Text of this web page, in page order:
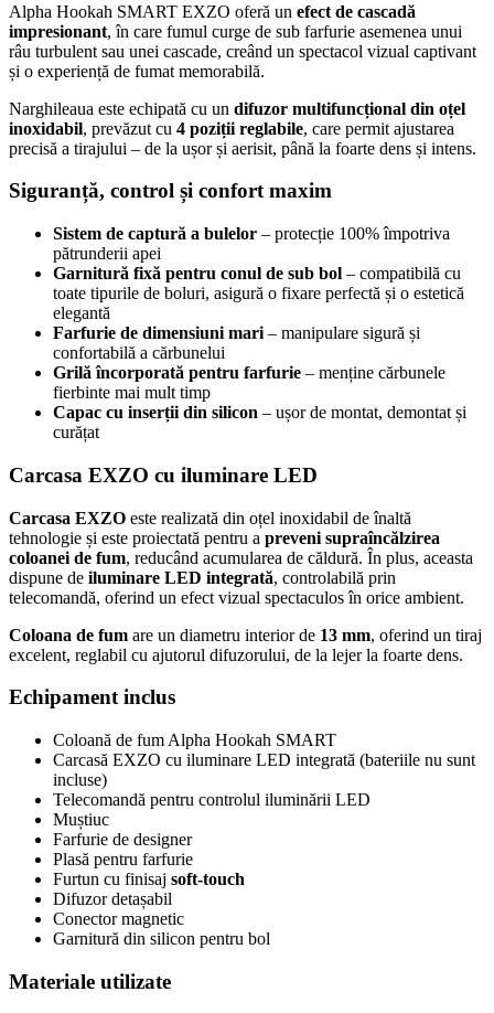
Alpha Hookah SMART EXZO oferă un efect de cascadă
impresionant, în care fumul curge de sub farfurie asemenea unui
râu turbulent sau unei cascade, creând un spectacol vizual captivant
și o experiență de fumat memorabilă.
Narghileaua este echipată cu un difuzor multifuncțional din oțel
inoxidabil, prevăzut cu 4 poziții reglabile, care permit ajustarea
precisă a tirajului – de la ușor și aerisit, până la foarte dens și intens.
Siguranță, control și confort maxim
Sistem de captură a bulelor – protecție 100% împotriva
pătrunderii apei
Garnitură fixă pentru conul de sub bol – compatibilă cu
toate tipurile de boluri, asigură o fixare perfectă și o estetică
elegantă
Farfurie de dimensiuni mari – manipulare sigură și
confortabilă a cărbunelui
Grilă încorporată pentru farfurie – menține cărbunele
fierbinte mai mult timp
Capac cu inserții din silicon – ușor de montat, demontat și
curățat
Carcasa EXZO cu iluminare LED
Carcasa EXZO este realizată din oțel inoxidabil de înaltă
tehnologie și este proiectată pentru a preveni supraîncălzirea
coloanei de fum, reducând acumularea de căldură. În plus, aceasta
dispune de iluminare LED integrată, controlabilă prin
telecomandă, oferind un efect vizual spectaculos în orice ambient.
Coloana de fum are un diametru interior de 13 mm, oferind un tiraj
excelent, reglabil cu ajutorul difuzorului, de la lejer la foarte dens.
Echipament inclus
Coloană de fum Alpha Hookah SMART
Carcasă EXZO cu iluminare LED integrată (bateriile nu sunt
incluse)
Telecomandă pentru controlul iluminării LED
Muștiuc
Farfurie de designer
Plasă pentru farfurie
Furtun cu finisaj soft-touch
Difuzor detașabil
Conector magnetic
Garnitură din silicon pentru bol
Materiale utilizate